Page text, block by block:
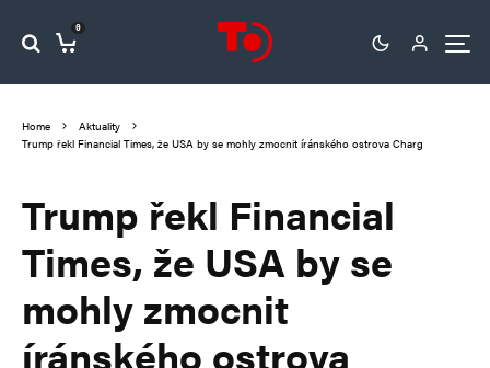
0
Home
Aktuality
Trump řekl Financial Times, že USA by se mohly zmocnit íránského ostrova Charg
Trump řekl Financial
Times, že USA by se
mohly zmocnit
íránského ostrova